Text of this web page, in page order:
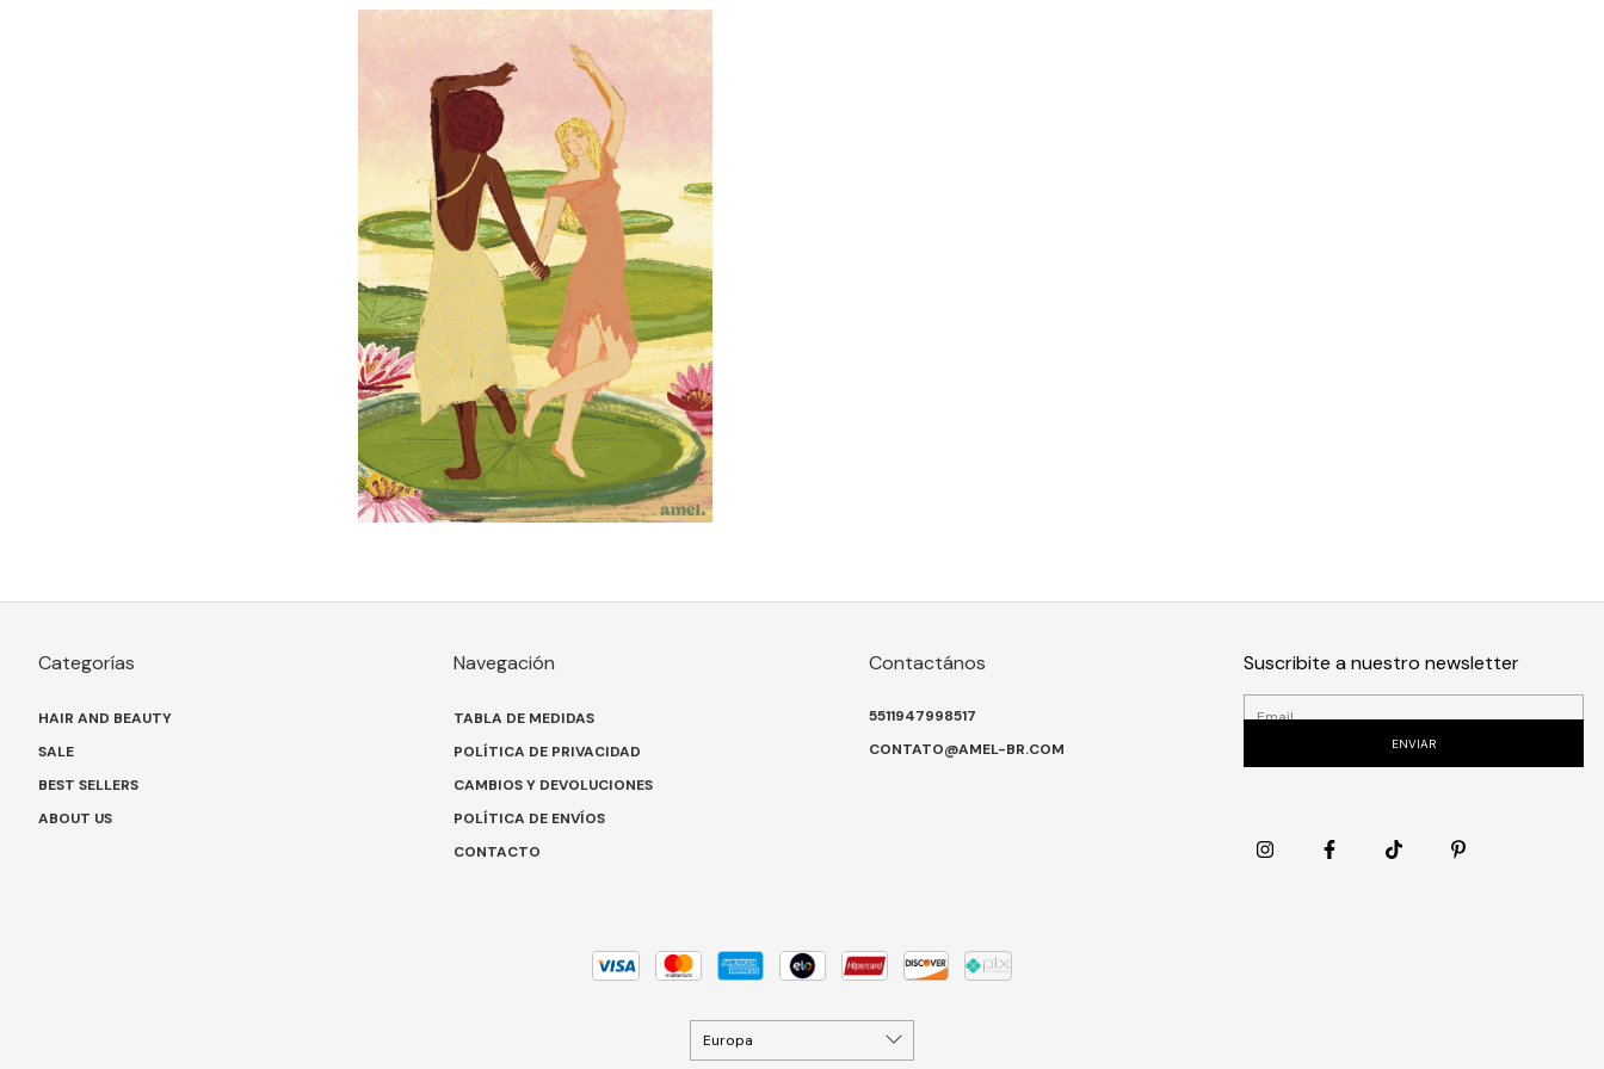
Suscribite a nuestro newsletter
Categorías
HAIR AND BEAUTY
SALE
BEST SELLERS
ABOUT US
Navegación
TABLA DE MEDIDAS
POLÍTICA DE PRIVACIDAD
CAMBIOS Y DEVOLUCIONES
POLÍTICA DE ENVÍOS
CONTACTO
Contactános
5511947998517
CONTATO@AMEL-BR.COM